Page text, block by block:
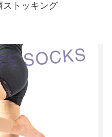
ストッキング